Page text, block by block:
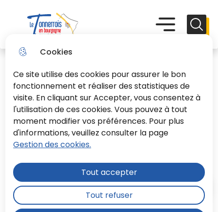
Cookies
Ce site utilise des cookies pour assurer le bon
fonctionnement et réaliser des statistiques de
visite. En cliquant sur Accepter, vous consentez à
l'utilisation de ces cookies. Vous pouvez à tout
moment modifier vos préférences. Pour plus
d'informations, veuillez consulter la page
Gestion des cookies.
Tout accepter
Tout refuser
au
menu
Aller à la
recherche
principal
le plan du
Menu principal Menu
Un nouveau chapitre s’ouvre
pour le Conservatoire
Culture